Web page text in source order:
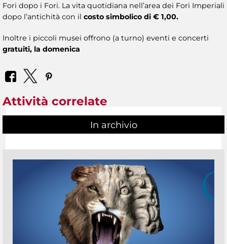
Fori dopo i Fori. La vita quotidiana nell’area dei Fori Imperiali
dopo l’antichità con il costo simbolico di € 1,00.
Inoltre i piccoli musei offrono (a turno) eventi e concerti
gratuiti, la domenica
Attività correlate
In archivio